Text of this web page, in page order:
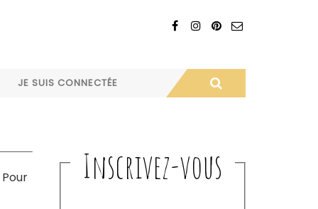
JE SUIS CONNECTÉE
Inscrivez-vous